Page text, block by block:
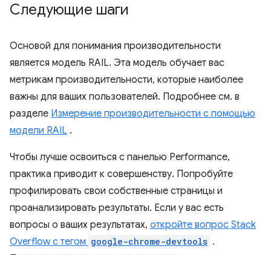
Следующие шаги
Основой для понимания производительности
является модель RAIL. Эта модель обучает вас
метрикам производительности, которые наиболее
важны для ваших пользователей. Подробнее см. в
разделе Измерение производительности с помощью
модели RAIL .
Чтобы лучше освоиться с панелью Performance,
практика приводит к совершенству. Попробуйте
профилировать свои собственные страницы и
проанализировать результаты. Если у вас есть
вопросы о ваших результатах, откройте вопрос Stack
Overflow с тегом google-chrome-devtools .